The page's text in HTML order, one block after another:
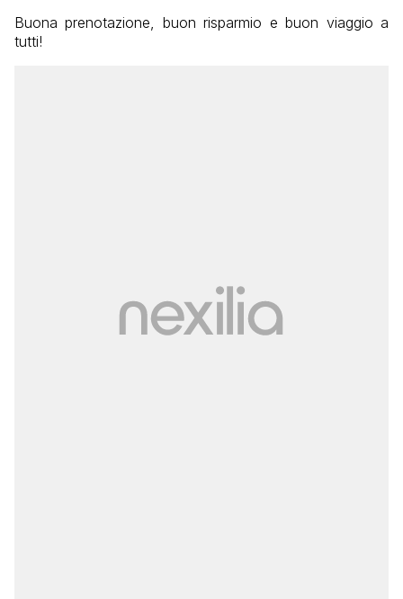
Buona prenotazione, buon risparmio e buon viaggio a
tutti!